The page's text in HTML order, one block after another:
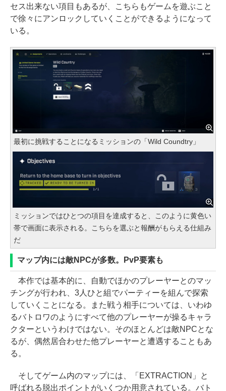
セス出来ない項目もあるが、こちらもゲームを遊ぶこと
で徐々にアンロックしていくことができるようになって
いる。
最初に挑戦することになるミッションの「Wild Coundtry」
ミッションではひとつの項目を達成すると、このように黄色い
帯で画面に表示される。こちらを選ぶと報酬がもらえる仕組み
だ
マップ内には敵NPCが多数。PvP要素も
本作では基本的に、自動でほかのプレーヤーとのマッ
チングが行われ、3人ひと組でパーティーを組んで探索
していくことになる。また戦う相手については、いわゆ
るバトロワのようにすべて他のプレーヤーが操るキャラ
クターというわけではない。そのほとんどは敵NPCとな
るが、偶然居合わせた他プレーヤーと遭遇することもあ
る。
そしてゲーム内のマップには、「EXTRACTION」と
呼ばれる脱出ポイントがいくつか用意されている。バト